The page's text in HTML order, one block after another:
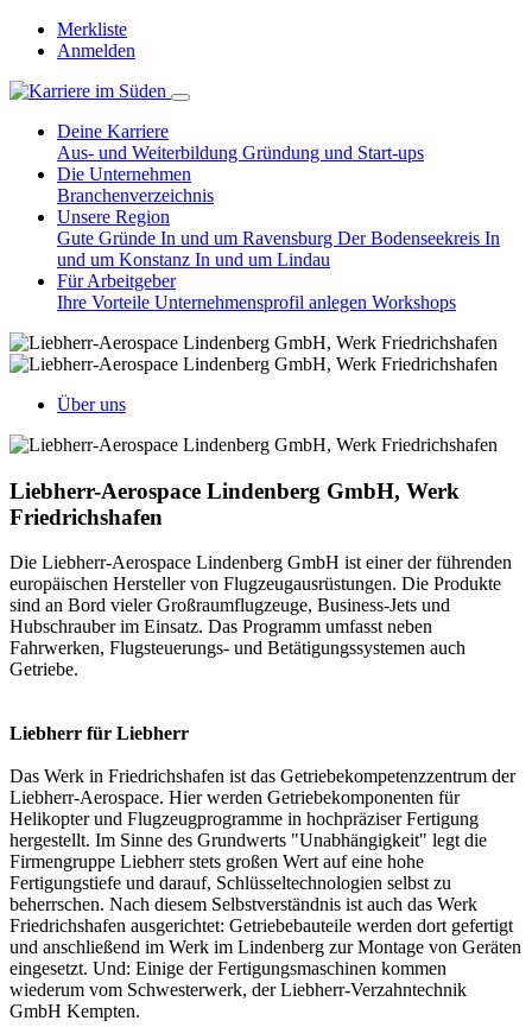
Merkliste
Anmelden
Deine Karriere
Aus- und Weiterbildung Gründung und Start-ups
Die Unternehmen
Branchenverzeichnis
Unsere Region
Gute Gründe In und um Ravensburg Der Bodenseekreis In
und um Konstanz In und um Lindau
Für Arbeitgeber
Ihre Vorteile Unternehmensprofil anlegen Workshops
Über uns
Liebherr-Aerospace Lindenberg GmbH, Werk
Friedrichshafen
Die Liebherr-Aerospace Lindenberg GmbH ist einer der führenden
europäischen Hersteller von Flugzeugausrüstungen. Die Produkte
sind an Bord vieler Großraumflugzeuge, Business-Jets und
Hubschrauber im Einsatz. Das Programm umfasst neben
Fahrwerken, Flugsteuerungs- und Betätigungssystemen auch
Getriebe.
Liebherr für Liebherr
Das Werk in Friedrichshafen ist das Getriebekompetenzzentrum der
Liebherr-Aerospace. Hier werden Getriebekomponenten für
Helikopter und Flugzeugprogramme in hochpräziser Fertigung
hergestellt. Im Sinne des Grundwerts "Unabhängigkeit" legt die
Firmengruppe Liebherr stets großen Wert auf eine hohe
Fertigungstiefe und darauf, Schlüsseltechnologien selbst zu
beherrschen. Nach diesem Selbstverständnis ist auch das Werk
Friedrichshafen ausgerichtet: Getriebebauteile werden dort gefertigt
und anschließend im Werk im Lindenberg zur Montage von Geräten
eingesetzt. Und: Einige der Fertigungsmaschinen kommen
wiederum vom Schwesterwerk, der Liebherr-Verzahntechnik
GmbH Kempten.